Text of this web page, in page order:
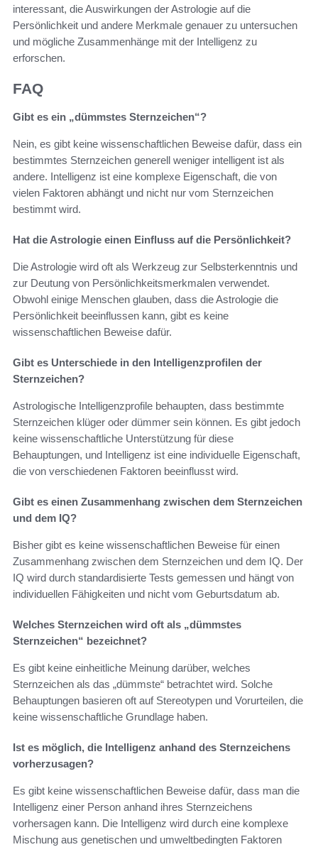
interessant, die Auswirkungen der Astrologie auf die
Persönlichkeit und andere Merkmale genauer zu untersuchen
und mögliche Zusammenhänge mit der Intelligenz zu
erforschen.
FAQ
Gibt es ein „dümmstes Sternzeichen“?
Nein, es gibt keine wissenschaftlichen Beweise dafür, dass ein
bestimmtes Sternzeichen generell weniger intelligent ist als
andere. Intelligenz ist eine komplexe Eigenschaft, die von
vielen Faktoren abhängt und nicht nur vom Sternzeichen
bestimmt wird.
Hat die Astrologie einen Einfluss auf die Persönlichkeit?
Die Astrologie wird oft als Werkzeug zur Selbsterkenntnis und
zur Deutung von Persönlichkeitsmerkmalen verwendet.
Obwohl einige Menschen glauben, dass die Astrologie die
Persönlichkeit beeinflussen kann, gibt es keine
wissenschaftlichen Beweise dafür.
Gibt es Unterschiede in den Intelligenzprofilen der
Sternzeichen?
Astrologische Intelligenzprofile behaupten, dass bestimmte
Sternzeichen klüger oder dümmer sein können. Es gibt jedoch
keine wissenschaftliche Unterstützung für diese
Behauptungen, und Intelligenz ist eine individuelle Eigenschaft,
die von verschiedenen Faktoren beeinflusst wird.
Gibt es einen Zusammenhang zwischen dem Sternzeichen
und dem IQ?
Bisher gibt es keine wissenschaftlichen Beweise für einen
Zusammenhang zwischen dem Sternzeichen und dem IQ. Der
IQ wird durch standardisierte Tests gemessen und hängt von
individuellen Fähigkeiten und nicht vom Geburtsdatum ab.
Welches Sternzeichen wird oft als „dümmstes
Sternzeichen“ bezeichnet?
Es gibt keine einheitliche Meinung darüber, welches
Sternzeichen als das „dümmste“ betrachtet wird. Solche
Behauptungen basieren oft auf Stereotypen und Vorurteilen, die
keine wissenschaftliche Grundlage haben.
Ist es möglich, die Intelligenz anhand des Sternzeichens
vorherzusagen?
Es gibt keine wissenschaftlichen Beweise dafür, dass man die
Intelligenz einer Person anhand ihres Sternzeichens
vorhersagen kann. Die Intelligenz wird durch eine komplexe
Mischung aus genetischen und umweltbedingten Faktoren